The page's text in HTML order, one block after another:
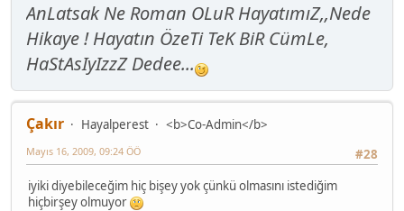
AnLatsak Ne Roman OLuR HayatımıZ,,Nede
Hikaye ! Hayatın ÖzeTi TeK BiR CümLe,
HaStAsIyIzzZ Dedee...
Çakır Hayalperest
<b>Co-Admin</b>
#28
Mayıs 16, 2009, 09:24 ÖÖ
iyiki diyebileceğim hiç bişey yok çünkü olmasını istediğim
hiçbirşey olmuyor